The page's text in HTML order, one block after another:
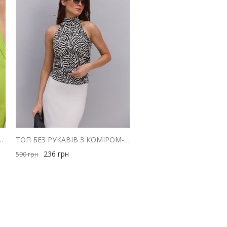
ЗЕЛЕНОГО КОЛЬОРУ ТОП БЕЗ РУКАВІВ З КОМІРОМ-СТІЙКОЮ МОЛОЧНИЙ З АНІМАЛІСТИЧНИМ ПРИНТОМ
590грн 236 грн